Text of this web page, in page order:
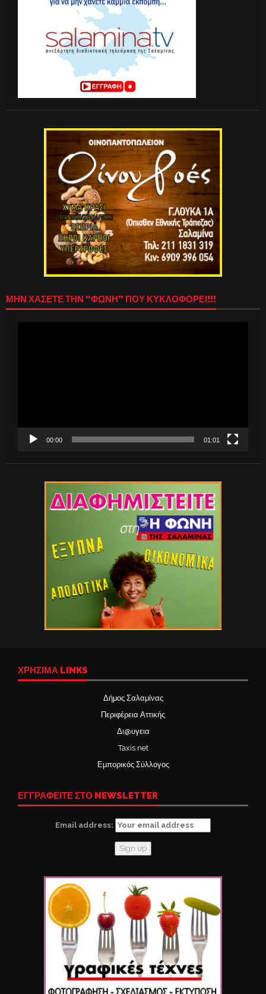
ΜΗΝ ΧΑΣΕΤΕ ΤΗΝ “ΦΩΝΗ” ΠΟΥ ΚΥΚΛΟΦΟΡΕΙ!!!
00:00 01:01
ΧΡΉΣΙΜΑ LINKS
Δήμος Σαλαμίνας
Περιφέρεια Αττικής
Δι@υγεια
Taxis net
Εμπορικός Σύλλογος
ΕΓΓΡΑΦΕΙΤΕ ΣΤΟ NEWSLETTER
Email address: